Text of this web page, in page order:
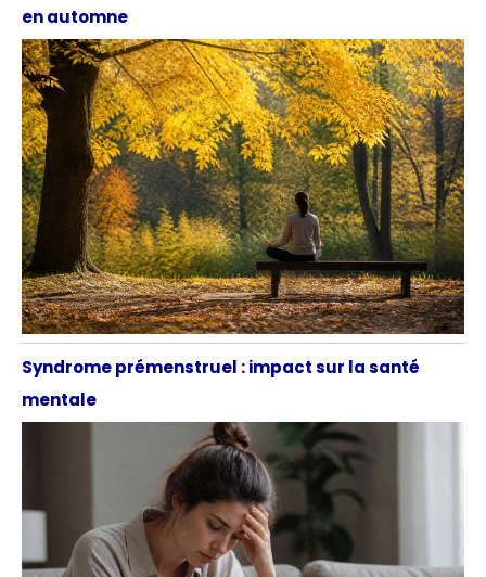
en automne
Syndrome prémenstruel : impact sur la santé
mentale